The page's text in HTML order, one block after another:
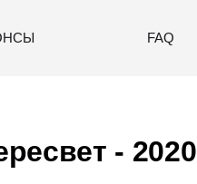
FAQ
- 2020